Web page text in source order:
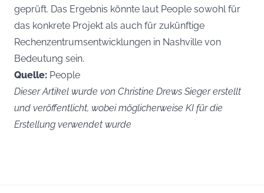
geprüft. Das Ergebnis könnte laut People sowohl für
das konkrete Projekt als auch für zukünftige
Rechenzentrumsentwicklungen in Nashville von
Bedeutung sein.
Quelle: People
Dieser Artikel wurde von Christine Drews Sieger erstellt
und veröffentlicht, wobei möglicherweise KI für die
Erstellung verwendet wurde